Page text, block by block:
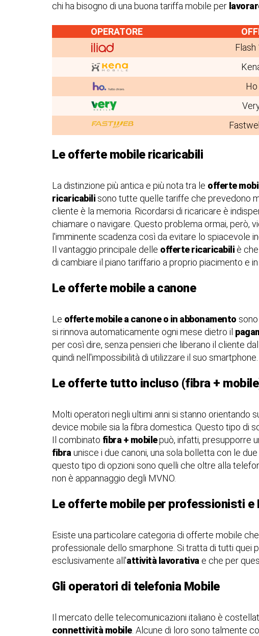
chi ha bisogno di una buona tariffa mobile per
OPERATORE
Flash
Ho
Le offerte mobile ricaricabili
La distinzione più antica e più nota tra le offerte
ricaricabili sono tutte quelle tariffe che prevedono
cliente è la memoria. Ricordarsi di ricaricare è
chiamare o navigare. Questo problema ormai, però,
l'imminente scadenza così da evitare lo spiacevole
Il vantaggio principale delle offerte ricaricabili è
di cambiare il piano tariffario a proprio piacimento e
Le offerte mobile a canone
Le offerte mobile a canone o in abbonamento
si rinnova automaticamente ogni mese dietro il
per così dire, senza pensieri che liberano il cliente
quindi nell'impossibilità di utilizzare il suo smartphone.
Le offerte tutto incluso (fibra +
Molti operatori negli ultimi anni si stanno orientando
device mobile sia la fibra domestica. Questo tipo di
Il combinato fibra + mobilepuò, infatti, presupporre
fibra unisce i due canoni, una sola bolletta con le
questo tipo di opzioni sono quelli che oltre alla
non è appannaggio degli MVNO.
Le offerte mobile per professionisti e
Esiste una particolare categoria di offerte mobile
professionale dello smarphone. Si tratta di tutti quei
esclusivamente all'attività lavorativa e che per
Gli operatori di telefonia Mobile
Il mercato delle telecomunicazioni italiano è
connettività mobile. Alcune di loro sono talmente